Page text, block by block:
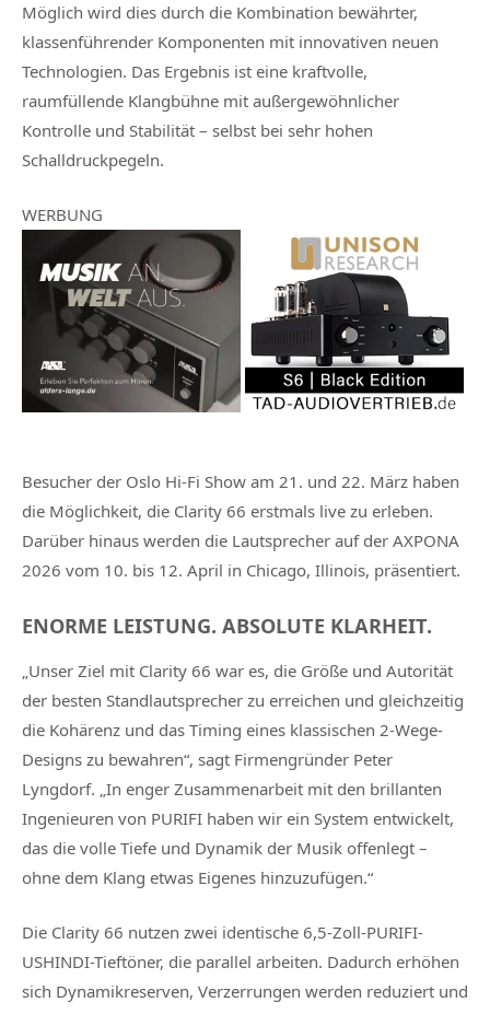
Möglich wird dies durch die Kombination bewährter,
klassenführender Komponenten mit innovativen neuen
Technologien. Das Ergebnis ist eine kraftvolle,
raumfüllende Klangbühne mit außergewöhnlicher
Kontrolle und Stabilität – selbst bei sehr hohen
Schalldruckpegeln.
WERBUNG
Besucher der Oslo Hi-Fi Show am 21. und 22. März haben
die Möglichkeit, die Clarity 66 erstmals live zu erleben.
Darüber hinaus werden die Lautsprecher auf der AXPONA
2026 vom 10. bis 12. April in Chicago, Illinois, präsentiert.
ENORME LEISTUNG. ABSOLUTE KLARHEIT.
„Unser Ziel mit Clarity 66 war es, die Größe und Autorität
der besten Standlautsprecher zu erreichen und gleichzeitig
die Kohärenz und das Timing eines klassischen 2-Wege-
Designs zu bewahren“, sagt Firmengründer Peter
Lyngdorf. „In enger Zusammenarbeit mit den brillanten
Ingenieuren von PURIFI haben wir ein System entwickelt,
das die volle Tiefe und Dynamik der Musik offenlegt –
ohne dem Klang etwas Eigenes hinzuzufügen.“
Die Clarity 66 nutzen zwei identische 6,5-Zoll-PURIFI-
USHINDI-Tieftöner, die parallel arbeiten. Dadurch erhöhen
sich Dynamikreserven, Verzerrungen werden reduziert und